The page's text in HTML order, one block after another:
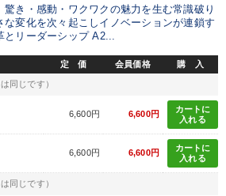
飲食業 建設・不動産業
コンサルタント
ョン ランチェスター戦略
き・感動・ワクワクの魅力を生む常識破り
変化を次々起こしイノベーションが連鎖す
とリーダーシップ A2...
定 価 会員価格 購 入
同じです）
6,600円 6,600円
カートに
入れる
6,600円 6,600円
カートに
入れる
同じです）